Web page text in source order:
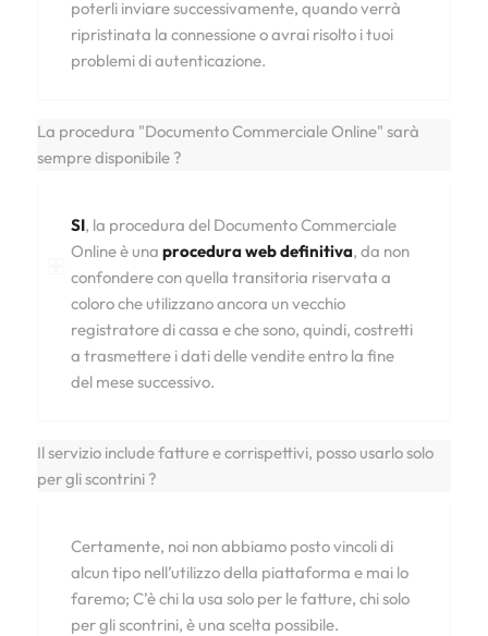
poterli inviare successivamente, quando verrà
ripristinata la connessione o avrai risolto i tuoi
problemi di autenticazione.
La procedura "Documento Commerciale Online" sarà
sempre disponibile ?
SI, la procedura del Documento Commerciale
Online è una procedura web definitiva, da non
confondere con quella transitoria riservata a
coloro che utilizzano ancora un vecchio
registratore di cassa e che sono, quindi, costretti
a trasmettere i dati delle vendite entro la fine
del mese successivo.
Il servizio include fatture e corrispettivi, posso usarlo solo
per gli scontrini ?
Certamente, noi non abbiamo posto vincoli di
alcun tipo nell’utilizzo della piattaforma e mai lo
faremo; C’è chi la usa solo per le fatture, chi solo
per gli scontrini, è una scelta possibile.